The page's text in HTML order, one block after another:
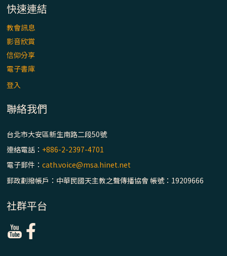
「禧年 來~」第十三集：論《在希望中得救》
通諭中的「希望」 / 台南中華聖母主教座堂
(下)
「禧年 來~」第十二集：論2025禧年詔書中
快速連結
教會訊息
影音欣賞
信仰分享
電子書庫
登入
聯絡我們
台北市大安區新生南路二段50號
連絡電話： +886-2-2397-4701
電子郵件：cath.voice@msa.hinet.net
郵政劃撥帳戶：中華民國天主教之聲傳播協會 帳號：19209666
社群平台